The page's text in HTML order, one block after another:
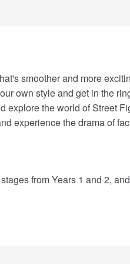
smoother and more
own style and get in the
explore the world of Street
experience the drama of
from Years 1 and 2,